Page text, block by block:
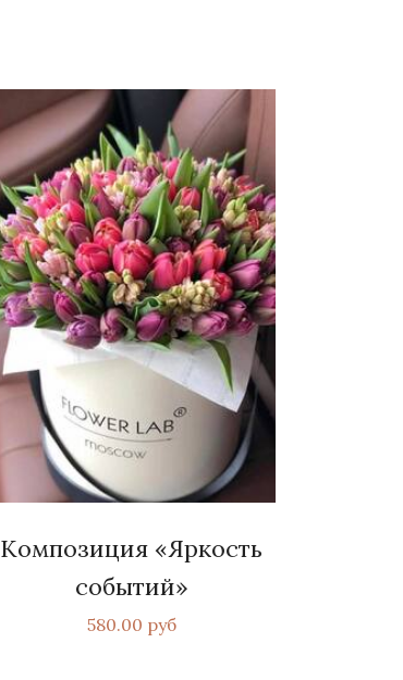
Композиция «Яркость
событий»
580.00 руб